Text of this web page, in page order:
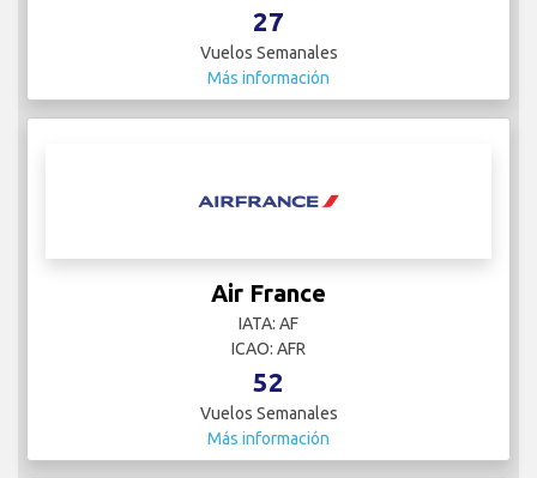
27
Vuelos Semanales
Más información
Air France
IATA: AF
ICAO: AFR
52
Vuelos Semanales
Más información